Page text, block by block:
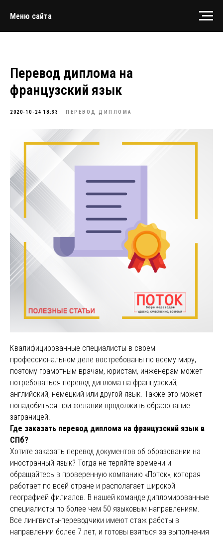
Меню сайта
Перевод диплома на
французский язык
2020-10-24 18:33 ПЕРЕВОД ДИПЛОМА
Квалифицированные специалисты в своем
профессиональном деле востребованы по всему миру,
поэтому грамотным врачам, юристам, инженерам может
потребоваться перевод диплома на французский,
английский, немецкий или другой язык. Также это может
понадобиться при желании продолжить образование
заграницей.
Где заказать перевод диплома на французский язык в
СПб?
Хотите заказать перевод документов об образовании на
иностранный язык? Тогда не теряйте времени и
обращайтесь в проверенную компанию «Поток», которая
работает по всей стране и располагает широкой
географией филиалов. В нашей команде дипломированные
специалисты по более чем 50 языковым направлениям.
Все лингвисты-переводчики имеют стаж работы в
направлении более 7 лет, и готовы взяться за выполнения